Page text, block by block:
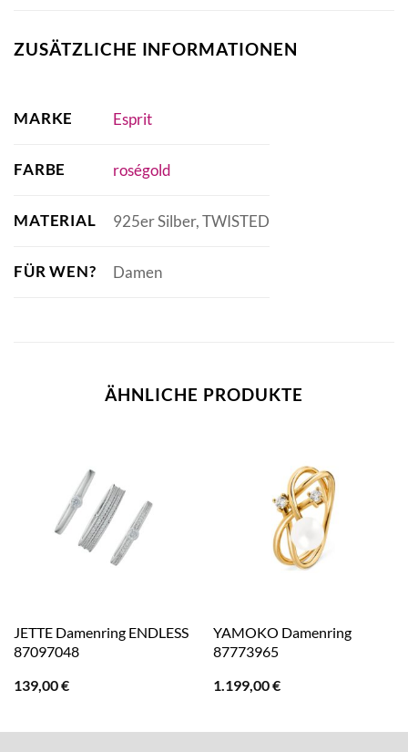
ZUSÄTZLICHE INFORMATIONEN
MARKE Esprit
FARBE roségold
MATERIAL 925er Silber, TWISTED
FÜR WEN? Damen
ÄHNLICHE PRODUKTE
JETTE Damenring ENDLESS
87097048
139,00€
YAMOKO Damenring
87773965
1.199,00€